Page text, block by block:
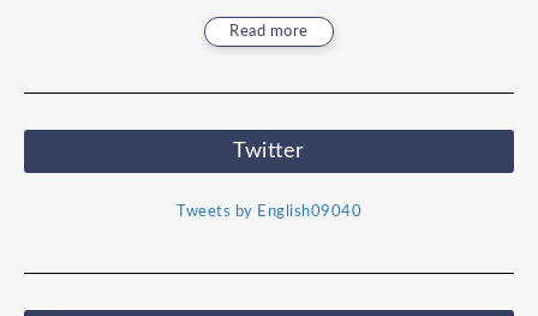
Read more
Twitter
Tweets by English09040